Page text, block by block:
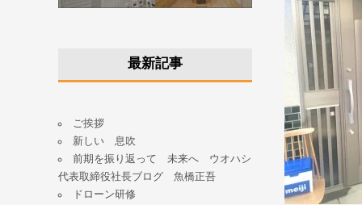
最新記事
ご挨拶
新しい 息吹
前期を振り返って 未来へ ウオハシ
代表取締役社長ブログ 魚橋正吾
ドローン研修